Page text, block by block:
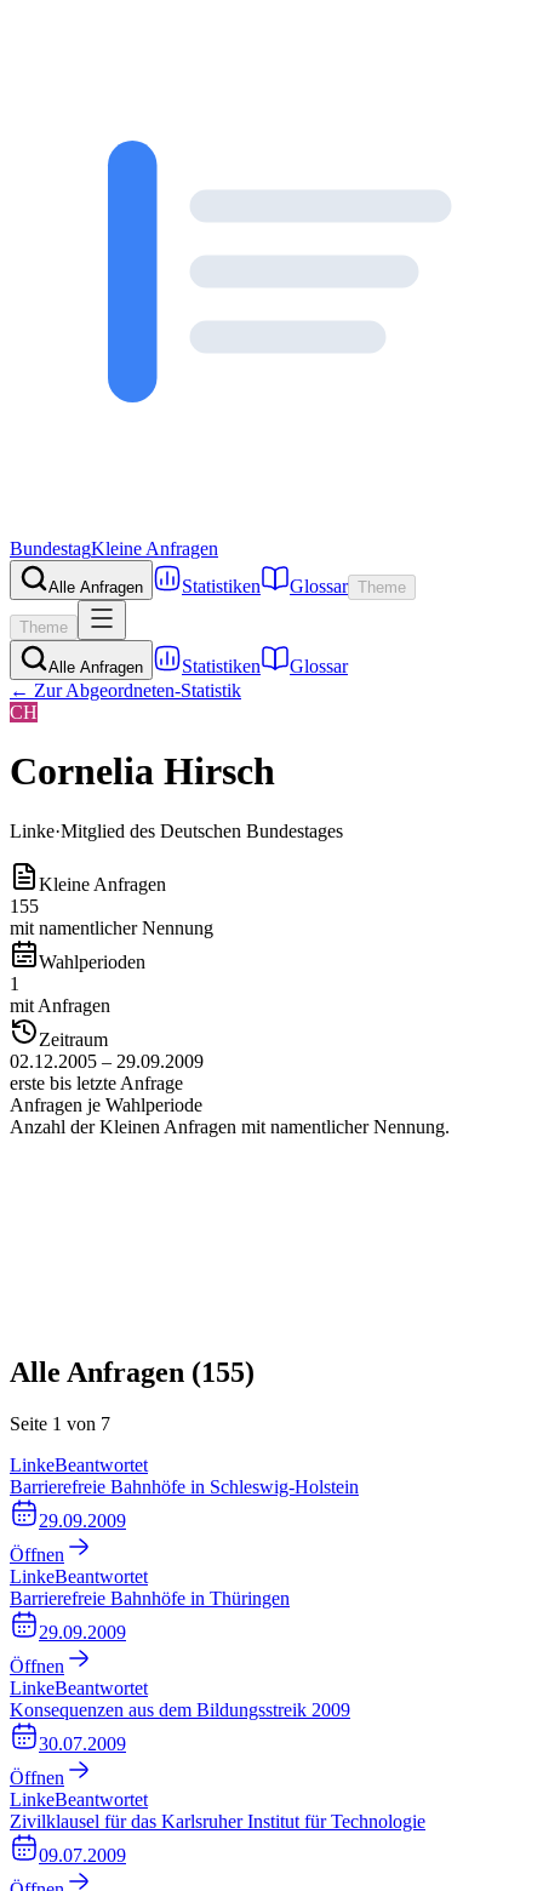
BundestagKleine Anfragen
Alle Anfragen Statistiken Glossar Theme
Theme
Alle Anfragen Statistiken
Glossar
← Zur Abgeordneten-Statistik
CH
Cornelia Hirsch
Linke·Mitglied des Deutschen Bundestages
Kleine Anfragen
155
mit namentlicher Nennung
Wahlperioden
1
mit Anfragen
Zeitraum
02.12.2005 – 29.09.2009
erste bis letzte Anfrage
Anfragen je Wahlperiode
Anzahl der Kleinen Anfragen mit namentlicher Nennung.
Alle Anfragen (155)
Seite 1 von 7
LinkeBeantwortet
Barrierefreie Bahnhöfe in Schleswig-Holstein
29.09.2009
Öffnen
LinkeBeantwortet
Barrierefreie Bahnhöfe in Thüringen
29.09.2009
Öffnen
LinkeBeantwortet
Konsequenzen aus dem Bildungsstreik 2009
30.07.2009
Öffnen
LinkeBeantwortet
Zivilklausel für das Karlsruher Institut für Technologie
09.07.2009